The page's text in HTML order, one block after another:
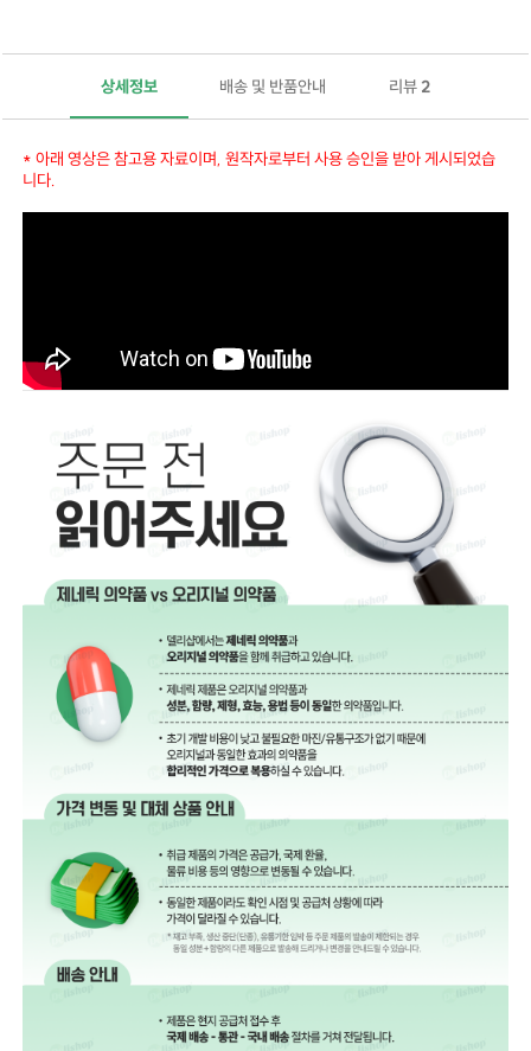
상세정보 배송 및 반품안내 리뷰 2
* 아래 영상은 참고용 자료이며, 원작자로부터 사용 승인을 받아 게시되었습
니다.